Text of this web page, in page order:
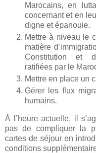
Marocains, en
concernant et en
digne et épanouie.
Mettre à niveau le
matière
Constitution et
ratifiées par le
Mettre en place un
Gérer les flux
humains.
À l’heure actuelle, il
pas de compliquer la
cartes de séjour en
conditions